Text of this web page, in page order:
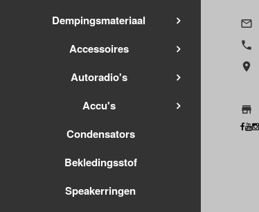
Dempingsmateriaal
Accessoires
Autoradio's
Accu's
Condensators
Bekledingsstof
Speakerringen



